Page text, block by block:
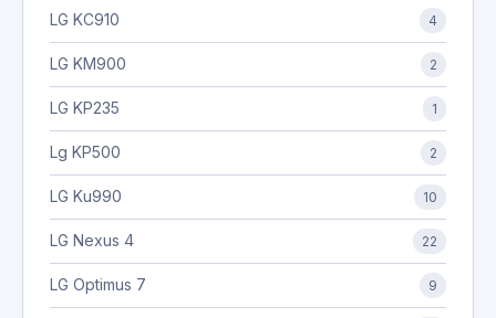
LG KC910 4
LG KM900 2
LG KP235 1
Lg KP500 2
LG Ku990 10
LG Nexus 4 22
LG Optimus 7 9